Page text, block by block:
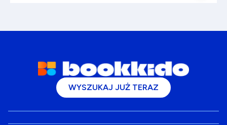
WYSZUKAJ JUŻ TERAZ